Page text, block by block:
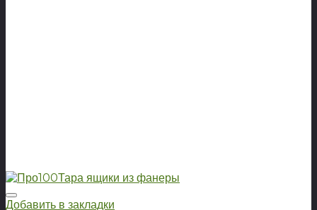
Добавить в закладки